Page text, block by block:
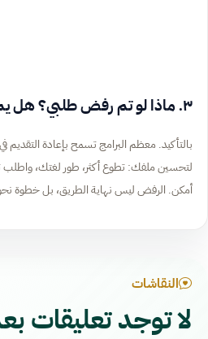
٣. ماذا لو تم رفض طلبي؟ هل يمكنني إعادة التقديم؟
بالتأكيد. معظم البرامج تسمح بإعادة
لتحسين ملفك: تطوع أكثر، طور لغتك، واطلب
أمكن. الرفض ليس نهاية الطريق، بل خطوة
النقاشات
لا توجد تعليقات